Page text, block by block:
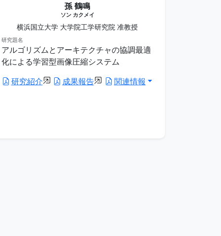
孫 鶴鳴
ソン カクメイ
横浜国立大学 大学院工学研究院 准教授
研究題名
アルゴリズムとアーキテクチャの協調最適
化による学習型画像圧縮システム
研究紹介
成果報告 関連情報